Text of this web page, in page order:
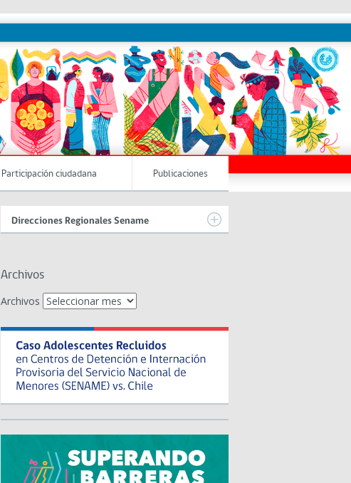
Participación ciudadana Publicaciones
Direcciones Regionales Sename
Archivos
Archivos